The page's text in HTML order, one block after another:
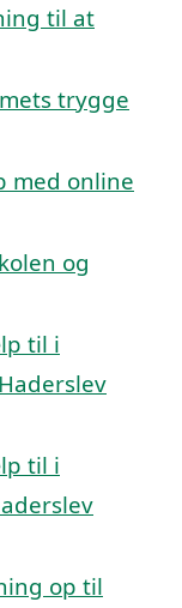
til at
trygge
med online
og
til i
til i
op til